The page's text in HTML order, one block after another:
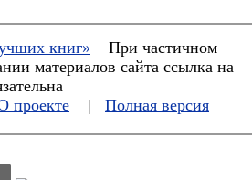
книг»
При частичном
материалов сайта ссылка на
проекте | Полная версия